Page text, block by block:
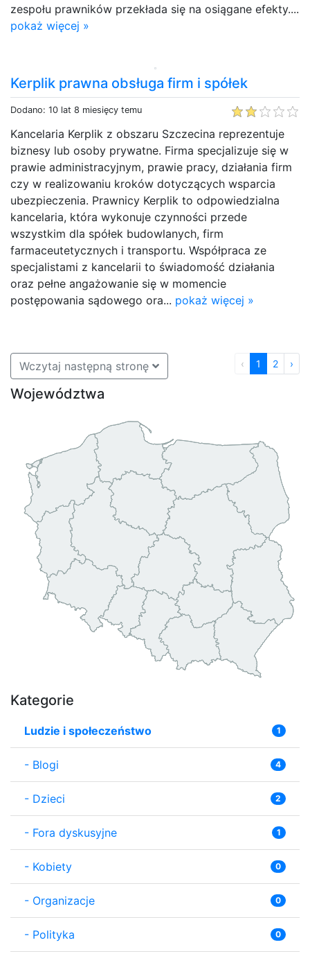
zespołu prawników przekłada się na osiągane efekty....
pokaż więcej »
Kerplik prawna obsługa firm i spółek
Dodano: 10 lat 8 miesięcy temu
Kancelaria Kerplik z obszaru Szczecina reprezentuje
biznesy lub osoby prywatne. Firma specjalizuje się w
prawie administracyjnym, prawie pracy, działania firm
czy w realizowaniu kroków dotyczących wsparcia
ubezpieczenia. Prawnicy Kerplik to odpowiedzialna
kancelaria, która wykonuje czynności przede
wszystkim dla spółek budowlanych, firm
farmaceutetycznych i transportu. Współpraca ze
specjalistami z kancelarii to świadomość działania
oraz pełne angażowanie się w momencie
postępowania sądowego ora... pokaż więcej »
Wczytaj następną stronę ‹ 1 2 ›
Województwa
Kategorie
Ludzie i społeczeństwo 1
- Blogi 4
- Dzieci 2
- Fora dyskusyjne 1
- Kobiety 0
- Organizacje 0
- Polityka 0